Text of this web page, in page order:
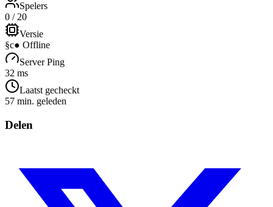
Spelers
0 / 20
Versie
§c● Offline
Server Ping
32 ms
Laatst gecheckt
57 min. geleden
Delen